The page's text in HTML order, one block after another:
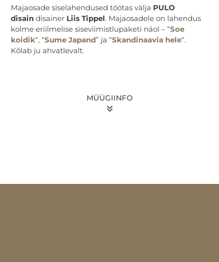
Majaosade siselahendused töötas välja PULO
disaindisainer Liis Tippel. Majaosadele on lahendus
kolme eriilmelise siseviimistlupaketi näol – “Soe
koidik“, “Sume Japand” ja “Skandinaavia hele“.
Kõlab ju ahvatlevalt.
MÜÜGIINFO